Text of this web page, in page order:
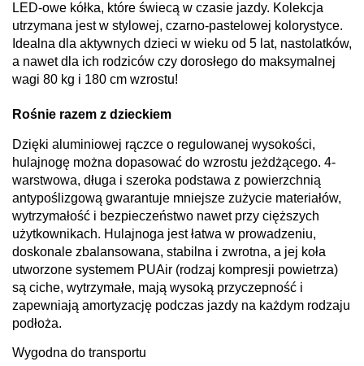
LED-owe kółka, które świecą w czasie jazdy. Kolekcja
utrzymana jest w stylowej, czarno-pastelowej kolorystyce.
Idealna dla aktywnych dzieci w wieku od 5 lat, nastolatków,
a nawet dla ich rodziców czy dorosłego do maksymalnej
wagi 80 kg i 180 cm wzrostu!
Rośnie razem z dzieckiem
Dzięki aluminiowej rączce o regulowanej wysokości,
hulajnogę można dopasować do wzrostu jeżdżącego. 4-
warstwowa, długa i szeroka podstawa z powierzchnią
antypoślizgową gwarantuje mniejsze zużycie materiałów,
wytrzymałość i bezpieczeństwo nawet przy cięższych
użytkownikach. Hulajnoga jest łatwa w prowadzeniu,
doskonale zbalansowana, stabilna i zwrotna, a jej koła
utworzone systemem PUAir (rodzaj kompresji powietrza)
są ciche, wytrzymałe, mają wysoką przyczepność i
zapewniają amortyzację podczas jazdy na każdym rodzaju
podłoża.
Wygodna do transportu